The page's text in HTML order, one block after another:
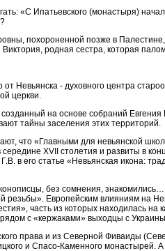
«С Ипатьевского (монастыря)
похороненной позже в
родная сестра, которая
Невьянска - духовного центра
церкви.
на основе собраний
тайны заселения этих территорий.
что «Главными для невьянской
XVII столетия и развиты в
в его статье «Невьянская икона:
без сомнения,
резьбы». Европейским влияниям на
часть из которых находилась
с «кержаками» выходцы с
права и из Северной Фиваиды
и Спасо-Каменного монастырей. А